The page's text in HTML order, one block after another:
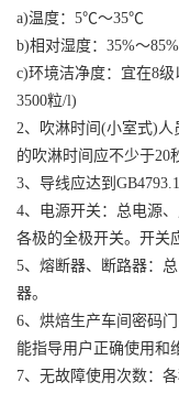
a)温度：5℃～35℃
b)相对湿度：35%～85%
c)环境洁净度：宜在8
3500粒/l)
2、吹淋时间(小室式)
的吹淋时间应不少于20
3、导线应达到
4、电源开关：总电源
各极的全极开关。开关
5、熔断器、断路器：
器。
6、烘焙生产车间密码
能指导用户正确使用和
7、无故障使用次数：